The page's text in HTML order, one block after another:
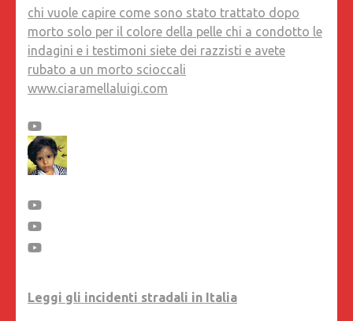
chi vuole capire come sono stato trattato dopo
morto solo per il colore della pelle chi a condotto le
indagini e i testimoni siete dei razzisti e avete
rubato a un morto scioccali
www.ciaramellaluigi.com
Leggi gli incidenti stradali in Italia